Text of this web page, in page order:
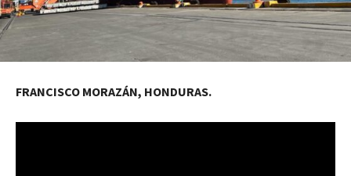
FRANCISCO MORAZÁN, HONDURAS.